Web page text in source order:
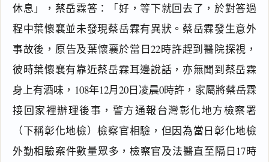
休息」，蔡岳霖答：「好，等下就回去了，於對答過
程中葉懷襄並未發現蔡岳霖有異狀。蔡岳霖發生意外
事故後，原告及葉懷襄於當日22時許趕到醫院探視，
彼時葉懷襄有靠近蔡岳霖耳邊說話，亦無聞到蔡岳霖
身上有酒味，108年12月20日凌晨0時許，家屬將蔡岳霖
接回家裡辦理後事，警方通報台灣彰化地方檢察署
（下稱彰化地檢）檢察官相驗，但因為當日彰化地檢
外勤相驗案件數量眾多，檢察官及法醫直至隔日17時